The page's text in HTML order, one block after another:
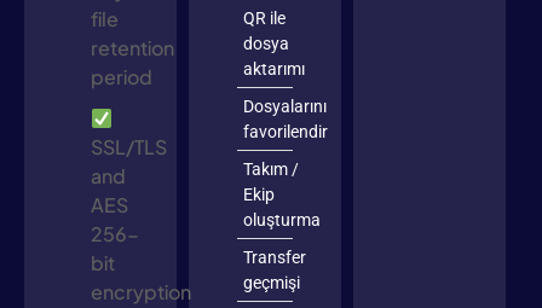
file
retention
period
SSL/TLS
and
AES
256-
bit
encryption
QR ile
dosya
aktarımı
Dosyalarını
favorilendir
Takım /
Ekip
oluşturma
Transfer
geçmişi